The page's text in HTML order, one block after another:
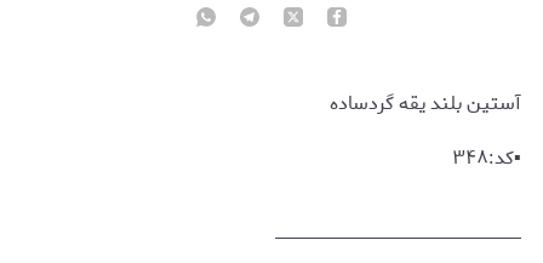
آستین بلند یقه گردساده
▪️کد:۳۴۸
_____________________________